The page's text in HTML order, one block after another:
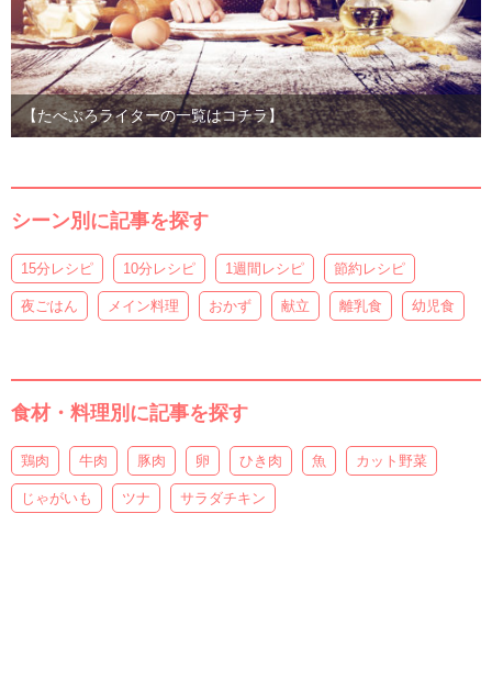
【たべぷろライターの一覧はコチラ】
シーン別に記事を探す
15分レシピ 10分レシピ 1週間レシピ 節約レシピ
夜ごはん メイン料理 おかず 献立 離乳食 幼児食
食材・料理別に記事を探す
鶏肉 牛肉 豚肉 卵 ひき肉 魚 カット野菜
じゃがいも ツナ サラダチキン